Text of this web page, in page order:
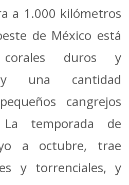
a 1.000 kilómetros
de México está
duros y
y una cantidad
cangrejos
La temporada de
a octubre, trae
y torrenciales, y